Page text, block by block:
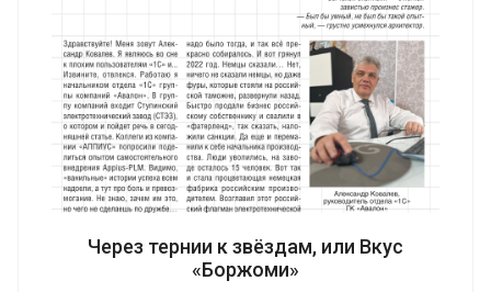
Через тернии к звёздам, или Вкус
«Боржоми»